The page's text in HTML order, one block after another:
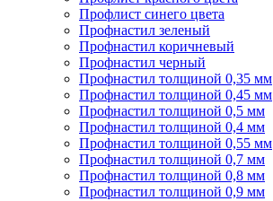
Профлист синего цвета
Профнастил зеленый
Профнастил коричневый
Профнастил черный
Профнастил толщиной 0,35 мм
Профнастил толщиной 0,45 мм
Профнастил толщиной 0,5 мм
Профнастил толщиной 0,4 мм
Профнастил толщиной 0,55 мм
Профнастил толщиной 0,7 мм
Профнастил толщиной 0,8 мм
Профнастил толщиной 0,9 мм